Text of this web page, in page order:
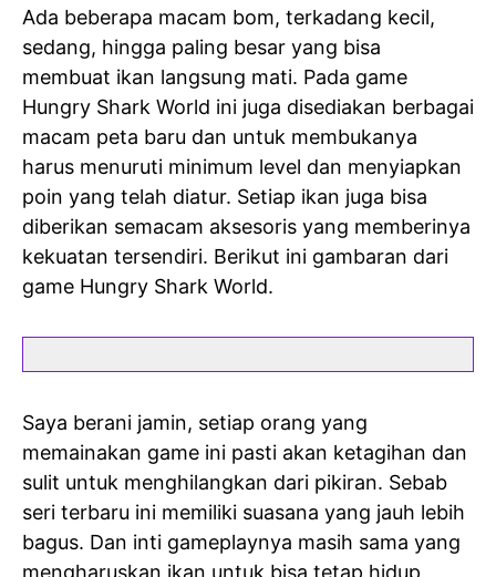
Ada beberapa macam bom, terkadang kecil,
sedang, hingga paling besar yang bisa
membuat ikan langsung mati. Pada game
Hungry Shark World ini juga disediakan berbagai
macam peta baru dan untuk membukanya
harus menuruti minimum level dan menyiapkan
poin yang telah diatur. Setiap ikan juga bisa
diberikan semacam aksesoris yang memberinya
kekuatan tersendiri. Berikut ini gambaran dari
game Hungry Shark World.
Saya berani jamin, setiap orang yang
memainakan game ini pasti akan ketagihan dan
sulit untuk menghilangkan dari pikiran. Sebab
seri terbaru ini memiliki suasana yang jauh lebih
bagus. Dan inti gameplaynya masih sama yang
mengharuskan ikan untuk bisa tetap hidup